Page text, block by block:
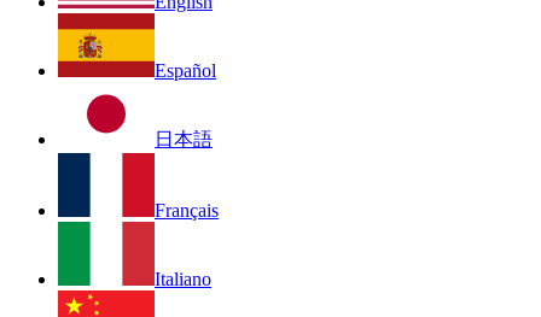
Español
日本語
Français
Italiano